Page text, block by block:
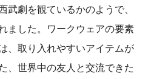
武劇を観ているかのようで、
ました。ワークウェアの要素
、取り入れやすいアイテムが
、世界中の友人と交流できた